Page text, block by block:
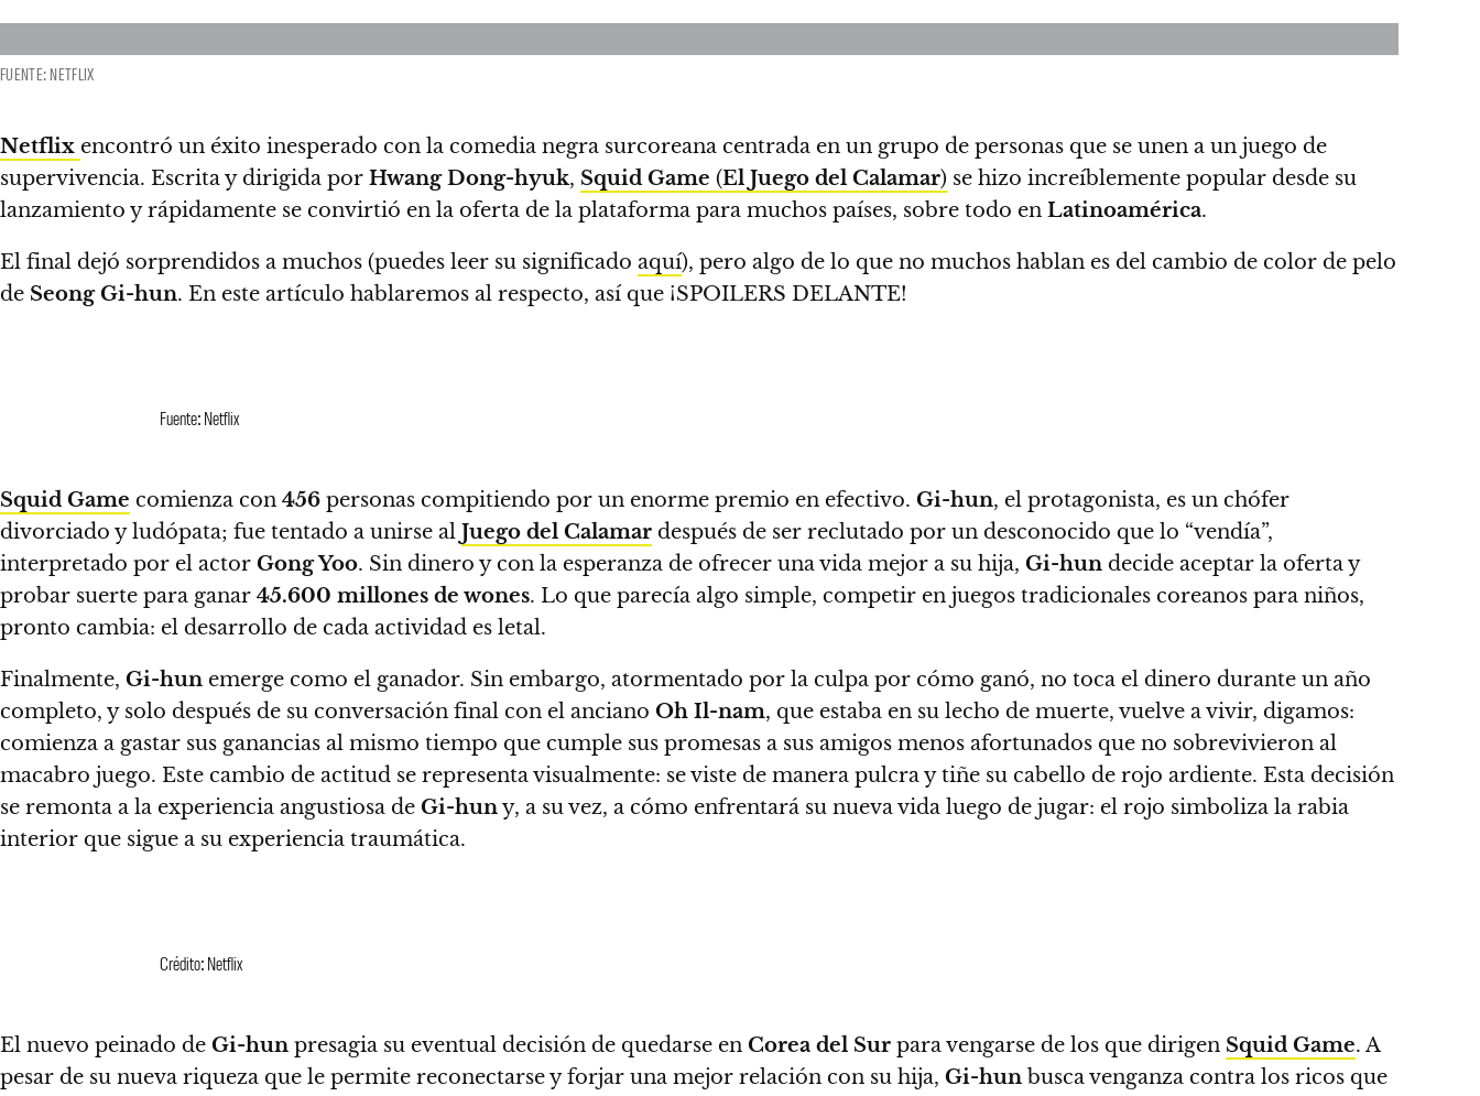
FUENTE: NETFLIX
Netflix encontró un éxito inesperado con la comedia negra surcoreana centrada en un grupo de personas que se unen a un juego de
supervivencia. Escrita y dirigida por Hwang Dong-hyuk, Squid Game (El Juego del Calamar) se hizo increíblemente popular desde su
lanzamiento y rápidamente se convirtió en la oferta de la plataforma para muchos países, sobre todo en Latinoamérica.
El final dejó sorprendidos a muchos (puedes leer su significado aquí), pero algo de lo que no muchos hablan es del cambio de color de pelo
de Seong Gi-hun. En este artículo hablaremos al respecto, así que ¡SPOILERS DELANTE!
Fuente: Netflix
Squid Game comienza con 456 personas compitiendo por un enorme premio en efectivo. Gi-hun, el protagonista, es un chófer
divorciado y ludópata; fue tentado a unirse al Juego del Calamar después de ser reclutado por un desconocido que lo “vendía”,
interpretado por el actor Gong Yoo. Sin dinero y con la esperanza de ofrecer una vida mejor a su hija, Gi-hun decide aceptar la oferta y
probar suerte para ganar 45.600 millones de wones. Lo que parecía algo simple, competir en juegos tradicionales coreanos para niños,
pronto cambia: el desarrollo de cada actividad es letal.
Finalmente, Gi-hun emerge como el ganador. Sin embargo, atormentado por la culpa por cómo ganó, no toca el dinero durante un año
completo, y solo después de su conversación final con el anciano Oh Il-nam, que estaba en su lecho de muerte, vuelve a vivir, digamos:
comienza a gastar sus ganancias al mismo tiempo que cumple sus promesas a sus amigos menos afortunados que no sobrevivieron al
macabro juego. Este cambio de actitud se representa visualmente: se viste de manera pulcra y tiñe su cabello de rojo ardiente. Esta decisión
se remonta a la experiencia angustiosa de Gi-huny, a su vez, a cómo enfrentará su nueva vida luego de jugar: el rojo simboliza la rabia
interior que sigue a su experiencia traumática.
Crédito: Netflix
El nuevo peinado de Gi-hun presagia su eventual decisión de quedarse en Corea del Sur para vengarse de los que dirigen Squid Game. A
pesar de su nueva riqueza que le permite reconectarse y forjar una mejor relación con su hija, Gi-hun busca venganza contra los ricos que